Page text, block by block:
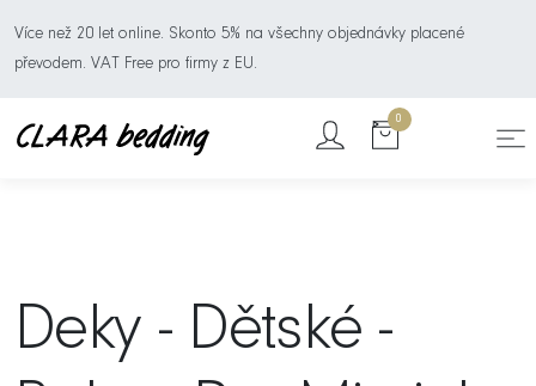
Více než 20 let online. Skonto 5% na všechny objednávky placené
převodem. VAT Free pro firmy z EU.
0
Deky - Dětské -